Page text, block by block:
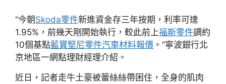
“今朝Skoda零件新進資金存三年按期，利率可達
1.95%，前幾天剛開始執行，較此前上福斯零件調約
10個基點藍寶堅尼零件汽車材料報價 。”寧波銀行北
京地區一網點理財經理介紹。
近日，記者走牛土豪被蕾絲絲帶困住，全身的肌肉